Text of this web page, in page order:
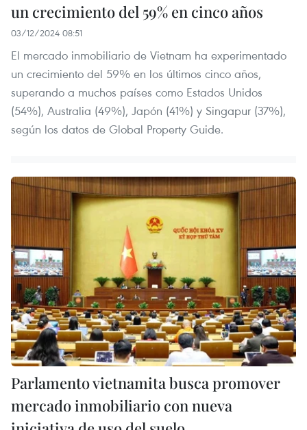
un crecimiento del 59% en cinco años
03/12/2024 08:51
El mercado inmobiliario de Vietnam ha experimentado
un crecimiento del 59% en los últimos cinco años,
superando a muchos países como Estados Unidos
(54%), Australia (49%), Japón (41%) y Singapur (37%),
según los datos de Global Property Guide.
Parlamento vietnamita busca promover
mercado inmobiliario con nueva